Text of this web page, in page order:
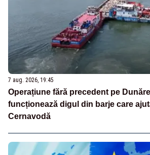
7 aug. 2026, 19:45
Operațiune fără precedent pe
funcționează digul din barje care
Cernavodă